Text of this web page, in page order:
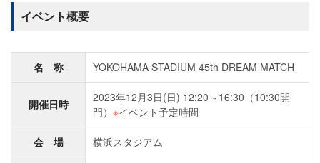
イベント概要
名 称 YOKOHAMA STADIUM 45th DREAM MATCH
開催日時
2023年12月3日(日) 12:20～16:30（10:30開
門） ※イベント予定時間
会 場 横浜スタジアム